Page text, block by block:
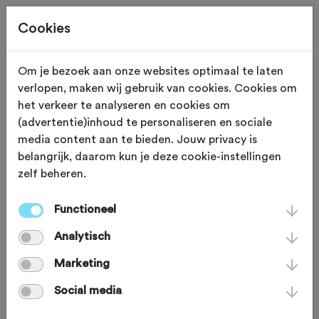
ETEN EN DRINKEN
Restaurant Chez Gipsy
Bij Chez Gipsy geniet je van lokale
gerechten en een werelds uitzicht.
Vanaf het terras kijk je
zuidwestwaarts, waar meerdere
imposante Alpentoppen gloren. Doe
Cookies
Om je bezoek aan onze websites optimaal te laten
verlopen, maken wij gebruik van cookies. Cookies om
het verkeer te analyseren en cookies om
(advertentie)inhoud te personaliseren en sociale
media content aan te bieden. Jouw privacy is
belangrijk, daarom kun je deze cookie-instellingen
zelf beheren.
Functioneel
Analytisch
Marketing
Social media